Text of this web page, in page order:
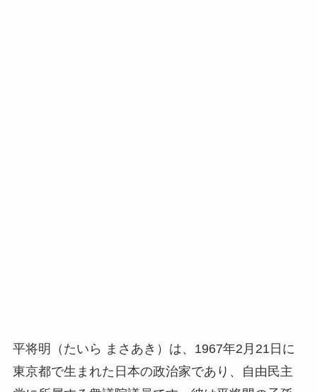
平将明（たいら まさあき）は、1967年2月21日に
東京都で生まれた日本の政治家であり、自由民主